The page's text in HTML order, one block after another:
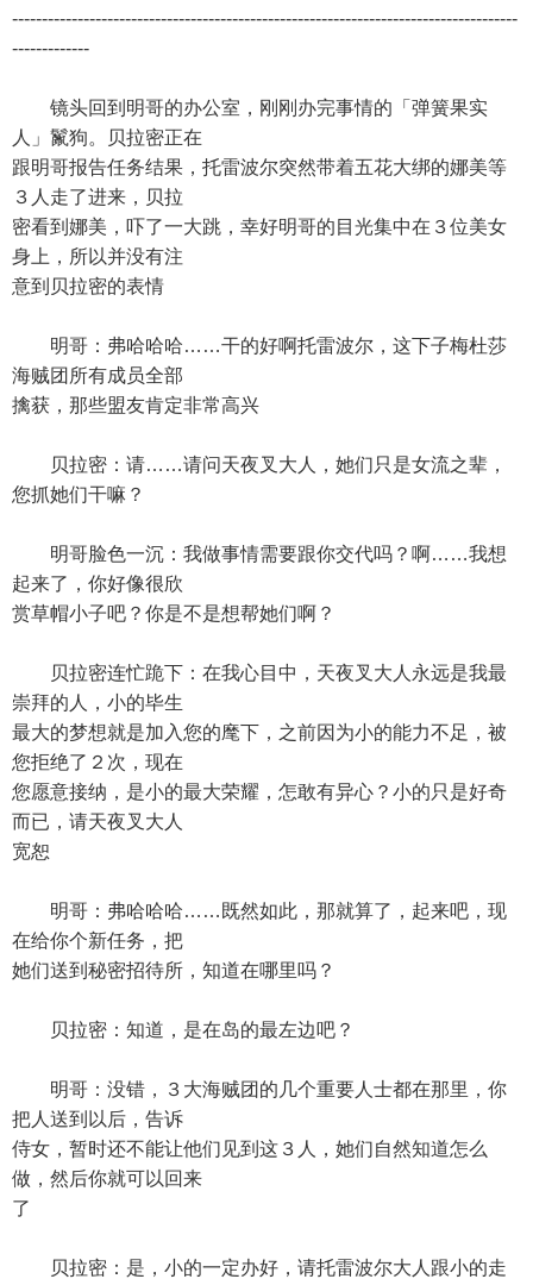
-------------------------------------------------------------------------------------
-------------
镜头回到明哥的办公室，刚刚办完事情的「弹簧果实
人」鬣狗。贝拉密正在
跟明哥报告任务结果，托雷波尔突然带着五花大绑的娜美等
３人走了进来，贝拉
密看到娜美，吓了一大跳，幸好明哥的目光集中在３位美女
身上，所以并没有注
意到贝拉密的表情
明哥：弗哈哈哈……干的好啊托雷波尔，这下子梅杜莎
海贼团所有成员全部
擒获，那些盟友肯定非常高兴
贝拉密：请……请问天夜叉大人，她们只是女流之辈，
您抓她们干嘛？
明哥脸色一沉：我做事情需要跟你交代吗？啊……我想
起来了，你好像很欣
赏草帽小子吧？你是不是想帮她们啊？
贝拉密连忙跪下：在我心目中，天夜叉大人永远是我最
崇拜的人，小的毕生
最大的梦想就是加入您的麾下，之前因为小的能力不足，被
您拒绝了２次，现在
您愿意接纳，是小的最大荣耀，怎敢有异心？小的只是好奇
而已，请天夜叉大人
宽恕
明哥：弗哈哈哈……既然如此，那就算了，起来吧，现
在给你个新任务，把
她们送到秘密招待所，知道在哪里吗？
贝拉密：知道，是在岛的最左边吧？
明哥：没错，３大海贼团的几个重要人士都在那里，你
把人送到以后，告诉
侍女，暂时还不能让他们见到这３人，她们自然知道怎么
做，然后你就可以回来
了
贝拉密：是，小的一定办好，请托雷波尔大人跟小的走